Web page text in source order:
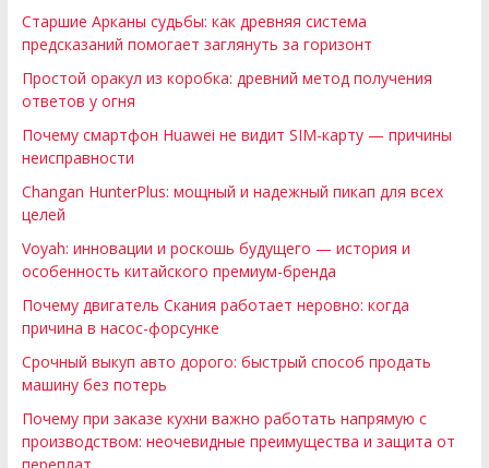
Старшие Арканы судьбы: как древняя система
предсказаний помогает заглянуть за горизонт
Простой оракул из коробка: древний метод получения
ответов у огня
Почему смартфон Huawei не видит SIM-карту — причины
неисправности
Changan HunterPlus: мощный и надежный пикап для всех
целей
Voyah: инновации и роскошь будущего — история и
особенность китайского премиум-бренда
Почему двигатель Скания работает неровно: когда
причина в насос-форсунке
Срочный выкуп авто дорого: быстрый способ продать
машину без потерь
Почему при заказе кухни важно работать напрямую с
производством: неочевидные преимущества и защита от